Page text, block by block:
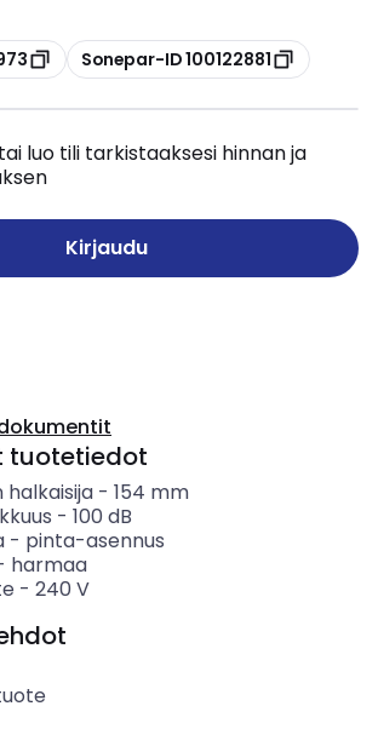
Kopioi
Sonepar-ID 100122881
luo tili tarkistaaksesi hinnan ja
Kirjaudu
tuotetiedot
halkaisija- 154 mm
- 100 dB
- pinta-asennus
harmaa
- 240 V